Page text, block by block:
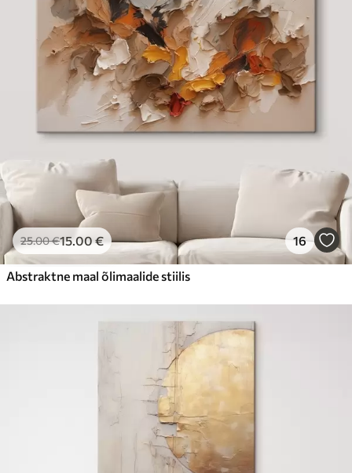
25.00€15.00€ 16
Abstraktne maal õlimaalide stiilis